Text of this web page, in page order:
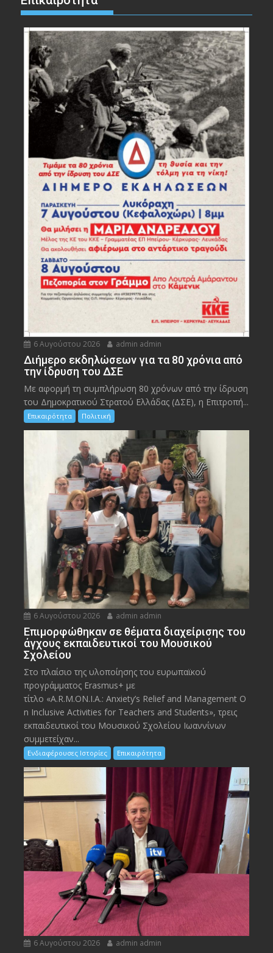
6 Αυγούστου 2026 admin admin
Διήμερο εκδηλώσεων για τα 80 χρόνια από
την ίδρυση του ΔΣΕ
Με αφορμή τη συμπλήρωση 80 χρόνων από την ίδρυση
του Δημοκρατικού Στρατού Ελλάδας (ΔΣΕ), η Επιτροπή...
Επικαιρότητα Πολιτική
6 Αυγούστου 2026 admin admin
Eπιμορφώθηκαν σε θέματα διαχείρισης του
άγχους εκπαιδευτικοί του Μουσικού
Σχολείου
Στο πλαίσιο της υλοποίησης του ευρωπαϊκού
προγράμματος Erasmus+ με
τίτλο «A.R.M.ON.I.A.: Anxiety’s Relief and Management O
n Inclusive Activities for Teachers and Students», τρεις
εκπαιδευτικοί του Μουσικού Σχολείου Ιωαννίνων
συμμετείχαν...
Ενδιαφέρουσες Ιστορίες Επικαιρότητα
6 Αυγούστου 2026 admin admin